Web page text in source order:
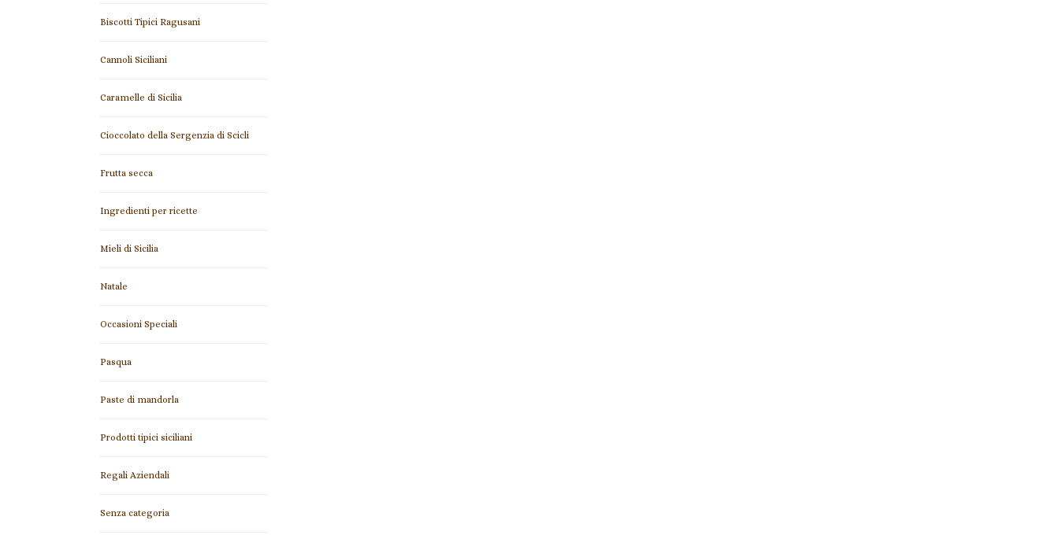
Biscotti Tipici Ragusani
Cannoli Siciliani
Caramelle di Sicilia
Cioccolato della Sergenzia di Scicli
Frutta secca
Ingredienti per ricette
Mieli di Sicilia
Natale
Occasioni Speciali
Pasqua
Paste di mandorla
Prodotti tipici siciliani
Regali Aziendali
Senza categoria